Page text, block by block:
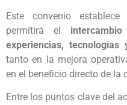
Este convenio
permitirá el
experiencias, tecnologías
tanto en la mejora
en el beneficio directo de la
Entre los puntos clave del